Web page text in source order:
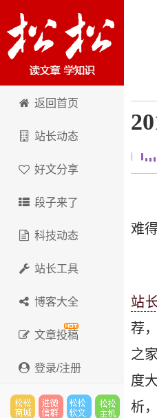
卢松松博客
返回首页
站长动态
好文分享
段子来了
科技动态
站长工具
博客大全
文章投稿
登录/注册
难
站
荐
之
度
析